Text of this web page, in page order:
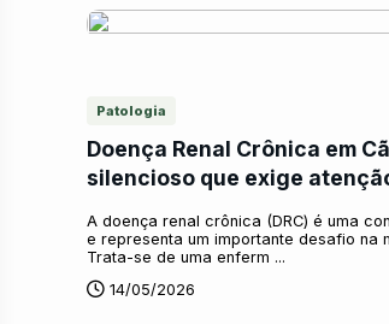
Patologia
Doença Renal Crônica em
silencioso que exige
A doença renal crônica (DRC) é uma
e representa um importante desafio na
Trata-se de uma enferm ...
14/05/2026